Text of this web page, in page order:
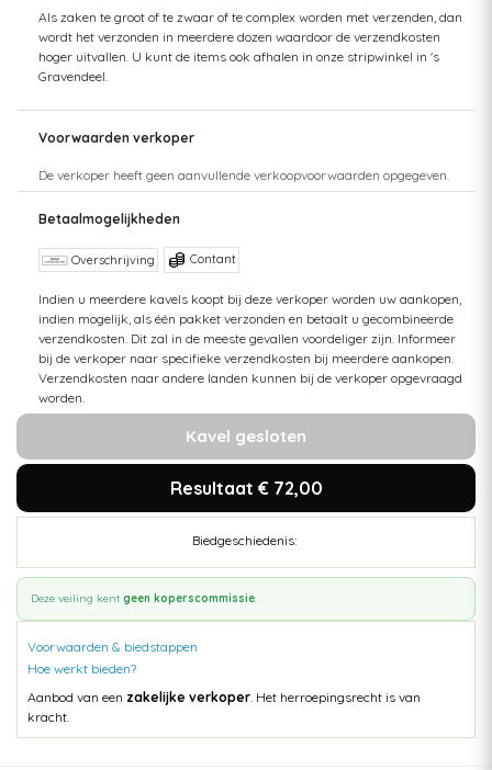
Als zaken te groot of te zwaar of te complex worden met verzenden, dan
wordt het verzonden in meerdere dozen waardoor de verzendkosten
hoger uitvallen. U kunt de items ook afhalen in onze stripwinkel in 's
Gravendeel.
Voorwaarden verkoper
De verkoper heeft geen aanvullende verkoopvoorwaarden opgegeven.
Betaalmogelijkheden
Overschrijving Contant
Indien u meerdere kavels koopt bij deze verkoper worden uw aankopen,
indien mogelijk, als één pakket verzonden en betaalt u gecombineerde
verzendkosten. Dit zal in de meeste gevallen voordeliger zijn. Informeer
bij de verkoper naar specifieke verzendkosten bij meerdere aankopen.
Verzendkosten naar andere landen kunnen bij de verkoper opgevraagd
worden.
Kavel gesloten
Resultaat € 72,00
Biedgeschiedenis:
Deze veiling kent geen koperscommissie.
Voorwaarden & biedstappen
Hoe werkt bieden?
Aanbod van een zakelijke verkoper . Het herroepingsrecht is van
kracht.